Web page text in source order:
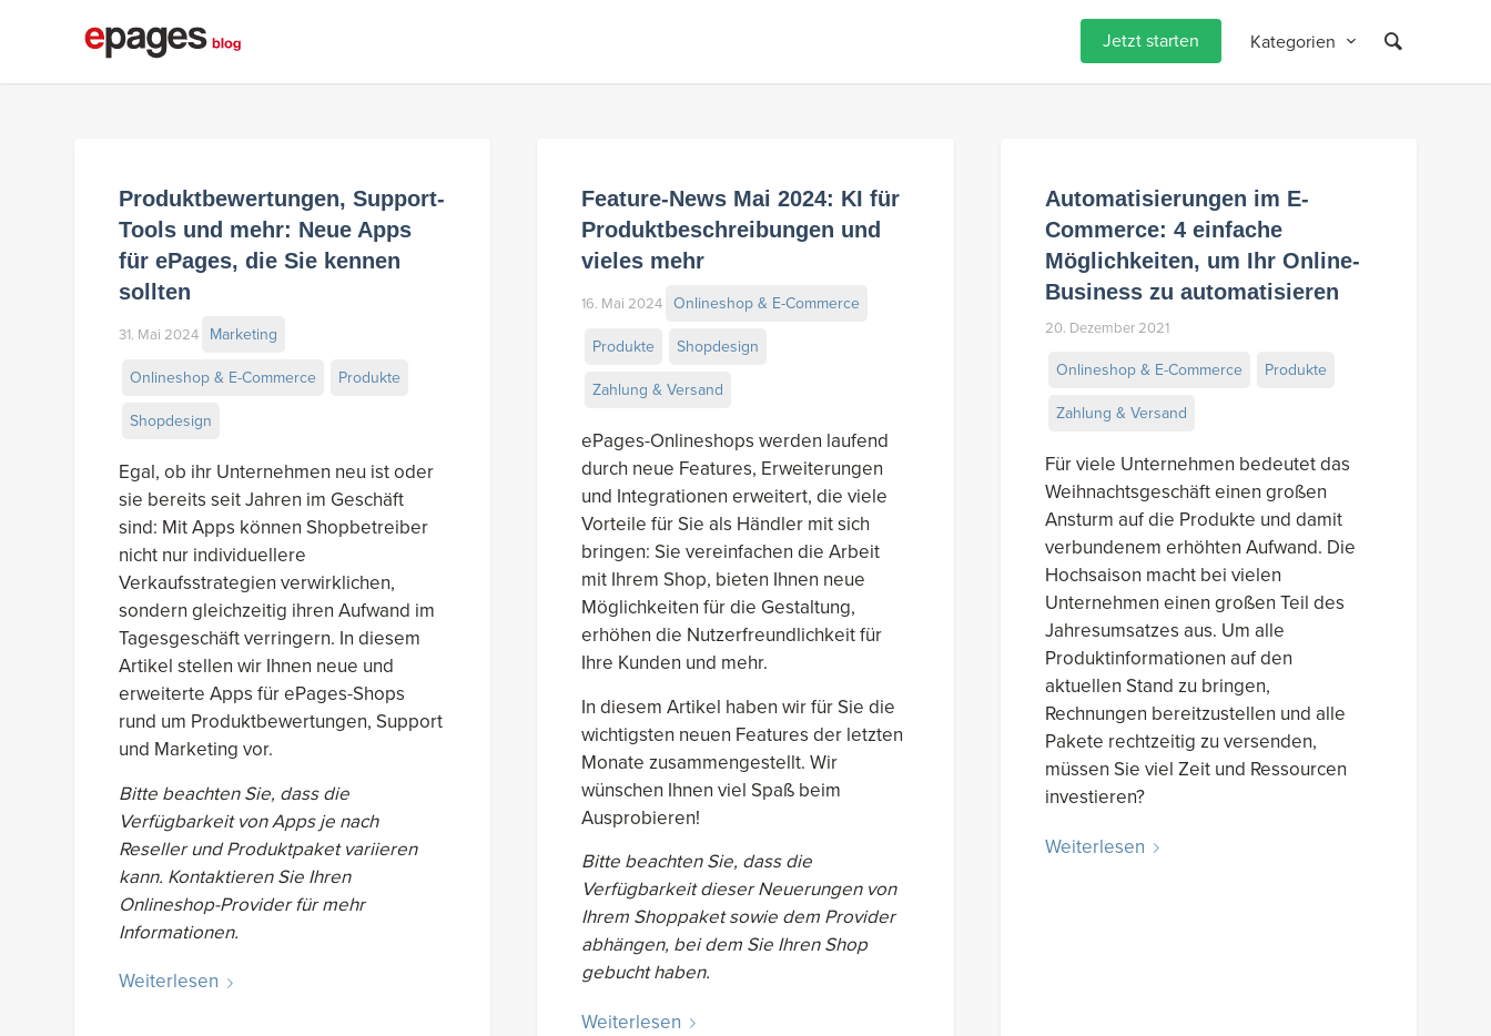
Jetzt starten Kategorien
Produktbewertungen, Support-
Tools und mehr: Neue Apps
für ePages, die Sie kennen
sollten
31. Mai 2024 Marketing
Onlineshop & E-Commerce Produkte
Shopdesign
Egal, ob ihr Unternehmen neu ist oder
sie bereits seit Jahren im Geschäft
sind: Mit Apps können Shopbetreiber
nicht nur individuellere
Verkaufsstrategien verwirklichen,
sondern gleichzeitig ihren Aufwand im
Tagesgeschäft verringern. In diesem
Artikel stellen wir Ihnen neue und
erweiterte Apps für ePages-Shops
rund um Produktbewertungen, Support
und Marketing vor.
Bitte beachten Sie, dass die
Verfügbarkeit von Apps je nach
Reseller und Produktpaket variieren
kann. Kontaktieren Sie Ihren
Onlineshop-Provider für mehr
Informationen.
Weiterlesen
Feature-News Mai 2024: KI für
Produktbeschreibungen und
vieles mehr
16. Mai 2024 Onlineshop & E-Commerce
Produkte Shopdesign
Zahlung & Versand
ePages-Onlineshops werden laufend
durch neue Features, Erweiterungen
und Integrationen erweitert, die viele
Vorteile für Sie als Händler mit sich
bringen: Sie vereinfachen die Arbeit
mit Ihrem Shop, bieten Ihnen neue
Möglichkeiten für die Gestaltung,
erhöhen die Nutzerfreundlichkeit für
Ihre Kunden und mehr.
In diesem Artikel haben wir für Sie die
wichtigsten neuen Features der letzten
Monate zusammengestellt. Wir
wünschen Ihnen viel Spaß beim
Ausprobieren!
Bitte beachten Sie, dass die
Verfügbarkeit dieser Neuerungen von
Ihrem Shoppaket sowie dem Provider
abhängen, bei dem Sie Ihren Shop
gebucht haben.
Weiterlesen
Automatisierungen im E-
Commerce: 4 einfache
Möglichkeiten, um Ihr Online-
Business zu automatisieren
20. Dezember 2021
Onlineshop & E-Commerce Produkte
Zahlung & Versand
Für viele Unternehmen bedeutet das
Weihnachtsgeschäft einen großen
Ansturm auf die Produkte und damit
verbundenem erhöhten Aufwand. Die
Hochsaison macht bei vielen
Unternehmen einen großen Teil des
Jahresumsatzes aus. Um alle
Produktinformationen auf den
aktuellen Stand zu bringen,
Rechnungen bereitzustellen und alle
Pakete rechtzeitig zu versenden,
müssen Sie viel Zeit und Ressourcen
investieren?
Weiterlesen